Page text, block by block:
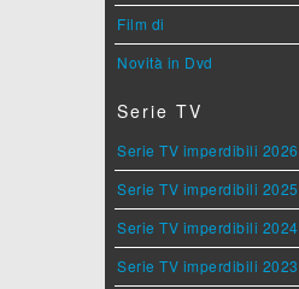
Film di
Novità in Dvd
Serie TV
Serie TV imperdibili 2026
Serie TV imperdibili 2025
Serie TV imperdibili 2024
Serie TV imperdibili 2023